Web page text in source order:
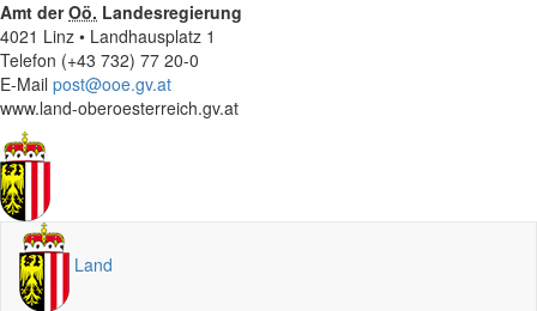
Amt derOö. Landesregierung
4021 Linz • Landhausplatz 1
Telefon (+43 732) 77 20-0
E-Mail post@ooe.gv.at
www.land-oberoesterreich.gv.at
Land